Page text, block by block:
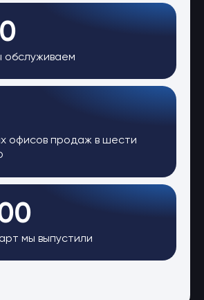
обслуживаем
офисов продаж в шести
мы выпустили